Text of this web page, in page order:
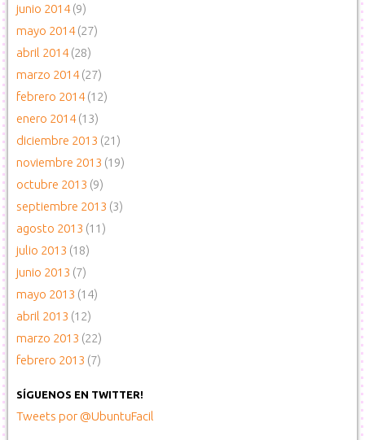
junio 2014(9)
mayo 2014(27)
abril 2014(28)
marzo 2014(27)
febrero 2014(12)
enero 2014(13)
diciembre 2013 (21)
noviembre 2013 (19)
octubre 2013 (9)
septiembre 2013 (3)
agosto 2013 (11)
julio 2013 (18)
junio 2013 (7)
mayo 2013 (14)
abril 2013 (12)
marzo 2013 (22)
febrero 2013 (7)
SÍGUENOS EN TWITTER!
Tweets por @UbuntuFacil